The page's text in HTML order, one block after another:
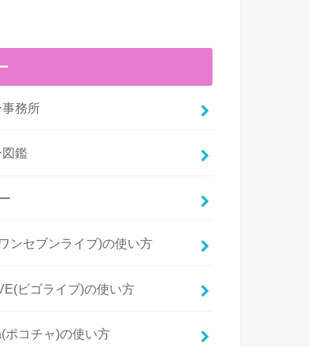
務所
鑑
ンセブンライブ)の使い方
ビゴライブ)の使い方
ポコチャ)の使い方